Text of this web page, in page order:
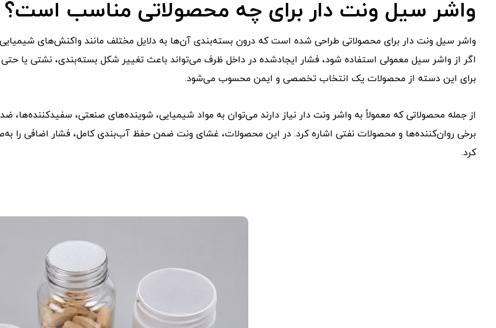
واشر سیل ونت دار برای چه محصولاتی مناسب است؟
واشر سیل ونت دار برای محصولاتی طراحی شده است که درون بسته‌بندی آن‌ها به دلایل مختلف مانند واکنش‌های
اگر از واشر سیل معمولی استفاده شود، فشار ایجادشده در داخل ظرف می‌تواند باعث تغییر شکل بسته‌بندی، نشتی یا
برای این دسته از محصولات یک انتخاب تخصصی و ایمن محسوب می‌شود.
از جمله محصولاتی که معمولاً به واشر ونت دار نیاز دارند می‌توان به مواد شیمیایی، شوینده‌های صنعتی، سفیدکننده‌ها،
برخی روان‌کننده‌ها و محصولات نفتی اشاره کرد. در این محصولات، غشای ونت ضمن حفظ آب‌بندی کامل، فشار اضافی
کرد.